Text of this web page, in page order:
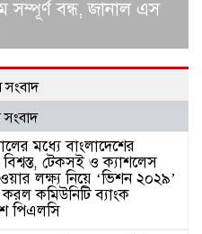
সম্পূর্ণ বন্ধ, জানাল এস
সংবাদ
সংবাদ
মধ্যে বাংলাদেশের
টেকসই ও ক্যাশলেস
লক্ষ্য নিয়ে ‘ভিশন ২০২৯’
কমিউনিটি ব্যাংক
পিএলসি